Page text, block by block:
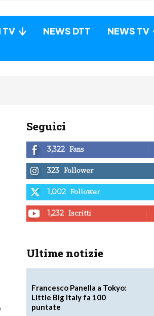
TV NEWS DTT
NEWS TV
Seguici
3,322 Fans
323 Follower
1,002 Follower
1,232 Iscritti
Ultime notizie
Francesco Panella a Tokyo:
Little Big Italy fa 100
puntate